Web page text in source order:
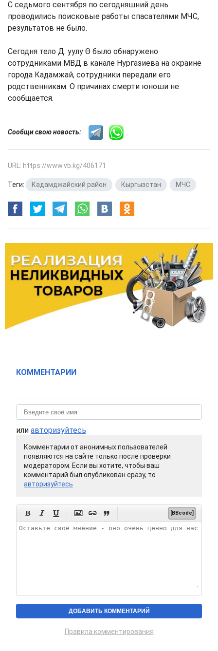
С седьмого сентября по сегодняшний день
проводились поисковые работы спасателями МЧС,
результатов не было.
Сегодня тело Д. уулу Ө было обнаружено
сотрудниками МВД в канале Нургазиева на окраине
города Кадамжай, сотрудники передали его
родственникам. О причинах смерти юноши не
сообщается.
Сообщи свою новость:
URL: https://www.vb.kg/406171
Теги: Кадамджайский район Кыргызстан МЧС
КОММЕНТАРИИ
или авторизуйтесь
Комментарии от анонимных пользователей
появляются на сайте только после проверки
модератором. Если вы хотите, чтобы ваш
комментарий был опубликован сразу, то
авторизуйтесь
      [BBcode]
Правила комментирования